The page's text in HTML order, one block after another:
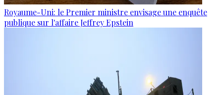
Royaume-Uni: le Premier ministre envisage une enquête
publique sur l'affaire Jeffrey Epstein